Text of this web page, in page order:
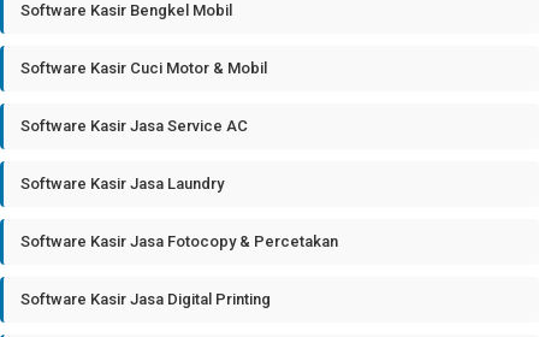
Software Kasir Bengkel Mobil
Software Kasir Cuci Motor & Mobil
Software Kasir Jasa Service AC
Software Kasir Jasa Laundry
Software Kasir Jasa Fotocopy & Percetakan
Software Kasir Jasa Digital Printing